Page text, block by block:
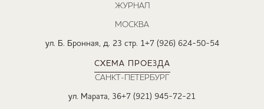
ЖУРНАЛ
МОСКВА
ул. Б. Бронная, д. 23 стр. 1+7 (926) 624-50-54
СХЕМА ПРОЕЗДА
САНКТ-ПЕТЕРБУРГ
ул. Марата, 36+7 (921) 945-72-21